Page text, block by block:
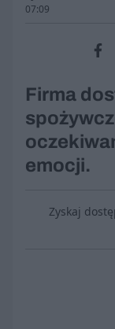
07:09
Firma
emocji.
Zyskaj